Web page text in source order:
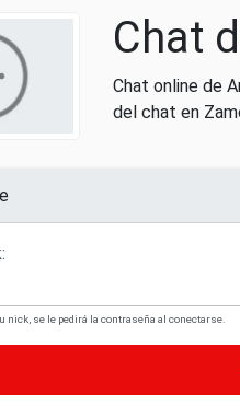
Chat
Chat online de
del chat en
nick, se le pedirá la contraseña al conectarse.